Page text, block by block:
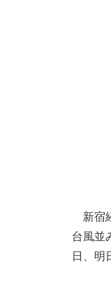
新宿
台風並
日、明